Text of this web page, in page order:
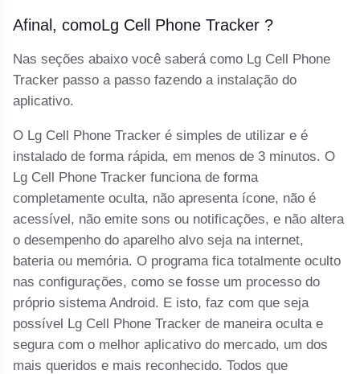
Afinal, comoLg Cell Phone Tracker ?
Nas seções abaixo você saberá como Lg Cell Phone
Tracker passo a passo fazendo a instalação do
aplicativo.
O Lg Cell Phone Tracker é simples de utilizar e é
instalado de forma rápida, em menos de 3 minutos. O
Lg Cell Phone Tracker funciona de forma
completamente oculta, não apresenta ícone, não é
acessível, não emite sons ou notificações, e não altera
o desempenho do aparelho alvo seja na internet,
bateria ou memória. O programa fica totalmente oculto
nas configurações, como se fosse um processo do
próprio sistema Android. E isto, faz com que seja
possível Lg Cell Phone Tracker de maneira oculta e
segura com o melhor aplicativo do mercado, um dos
mais queridos e mais reconhecido. Todos que